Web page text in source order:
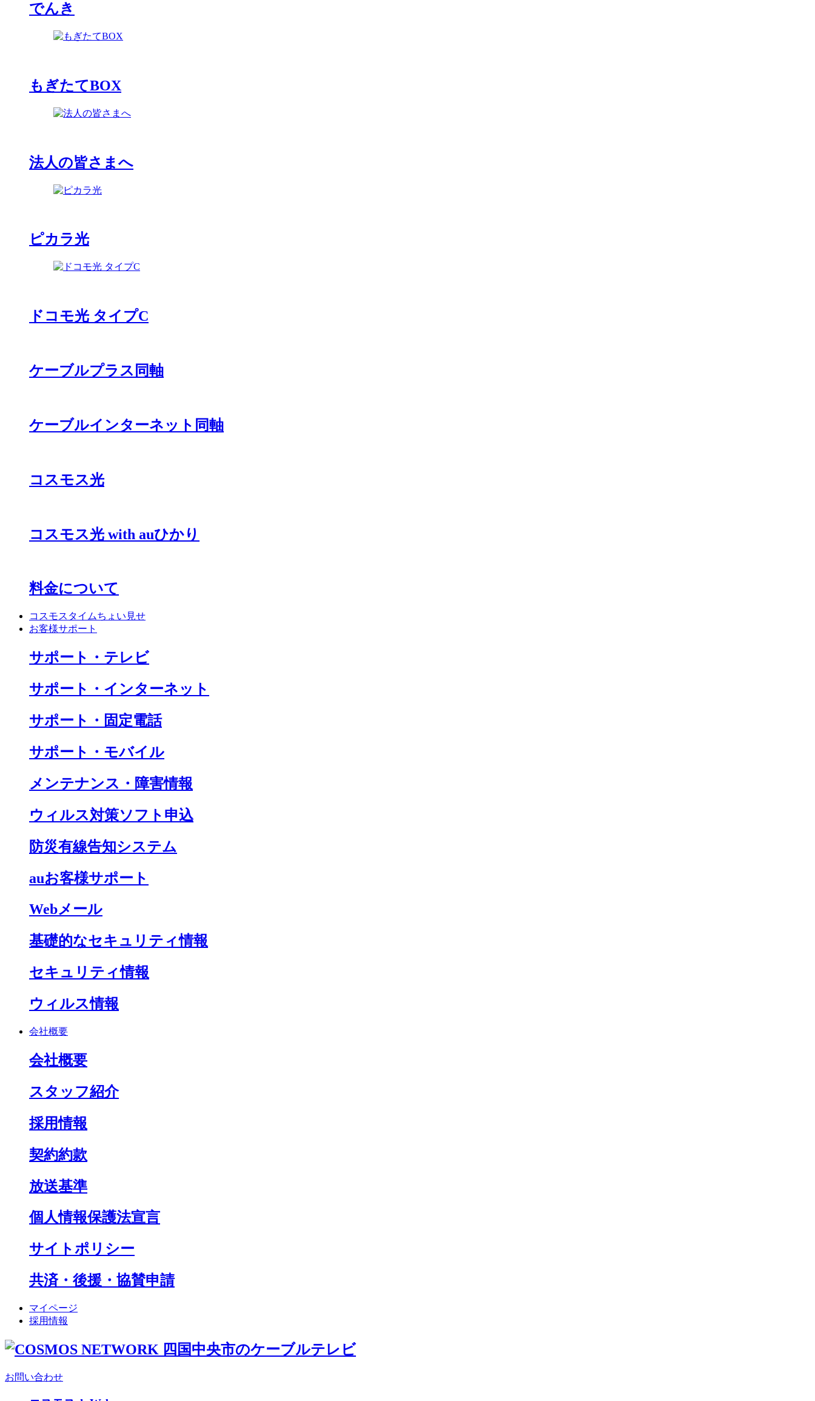
でんき
もぎたてBOX
法人の皆さまへ
ピカラ光
ドコモ光 タイプC
ケーブルプラス同軸
ケーブルインターネット同軸
コスモス光
コスモス光 with auひかり
料金について
コスモスタイムちょい見せ
お客様サポート
サポート・テレビ
サポート・インターネット
サポート・固定電話
サポート・モバイル
メンテナンス・障害情報
ウィルス対策ソフト申込
防災有線告知システム
auお客様サポート
Webメール
基礎的なセキュリティ情報
セキュリティ情報
ウィルス情報
会社概要
会社概要
スタッフ紹介
採用情報
契約約款
放送基準
個人情報保護法宣言
サイトポリシー
共済・後援・協賛申請
マイページ
採用情報
お問い合わせ